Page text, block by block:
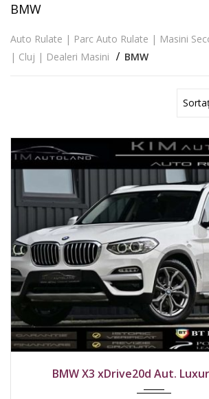
BMW
Auto Rulate | Parc Auto Rulate | Masini
| Cluj | Dealeri Masini
BMW
BMW X3 xDrive20d Aut.